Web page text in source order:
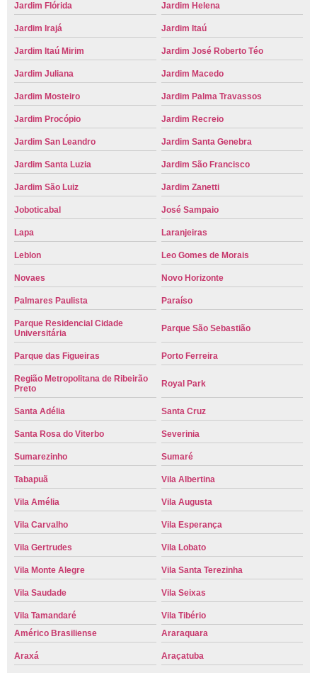
Jardim Flórida Jardim Helena
Jardim Irajá Jardim Itaú
Jardim Itaú Mirim Jardim José Roberto Téo
Jardim Juliana Jardim Macedo
Jardim Mosteiro Jardim Palma Travassos
Jardim Procópio Jardim Recreio
Jardim San Leandro Jardim Santa Genebra
Jardim Santa Luzia Jardim São Francisco
Jardim São Luiz Jardim Zanetti
Joboticabal José Sampaio
Lapa Laranjeiras
Leblon Leo Gomes de Morais
Novaes Novo Horizonte
Palmares Paulista Paraíso
Parque Residencial Cidade
Universitária
Parque São Sebastião
Parque das Figueiras Porto Ferreira
Região Metropolitana de Ribeirão
Preto
Royal Park
Santa Adélia Santa Cruz
Santa Rosa do Viterbo Severinia
Sumarezinho Sumaré
Tabapuã Vila Albertina
Vila Amélia Vila Augusta
Vila Carvalho Vila Esperança
Vila Gertrudes Vila Lobato
Vila Monte Alegre Vila Santa Terezinha
Vila Saudade Vila Seixas
Vila Tamandaré
Vila Tibério
Américo Brasiliense
Araraquara
Araxá Araçatuba